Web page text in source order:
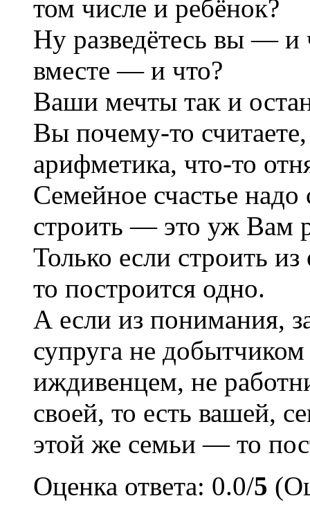
том числе и ребёнок?
Ну разведётесь вы — и
вместе — и что?
Ваши мечты так и
Вы почему-то
арифметика, что-то
Семейное счастье
строить — это уж Вам
Только если строить
то построится одно.
А если из понимания,
супруга не
иждивенцем, не
своей, то есть вашей,
этой же семьи — то
Оценка ответа: 0.0/5